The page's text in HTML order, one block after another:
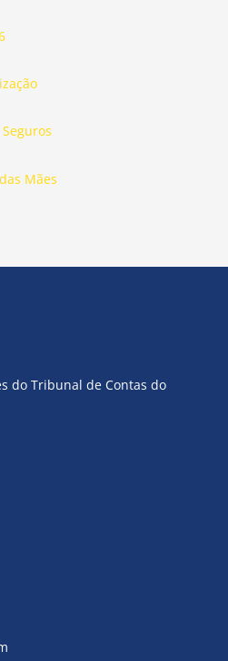
Mães
do Tribunal de Contas do